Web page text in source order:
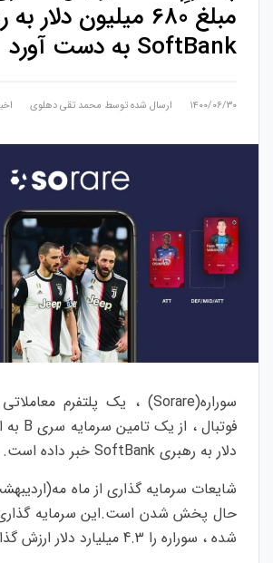
مبلغ 680 میلیون دلار
SoftBank به دست آورد
۱۴۰۰/۰۶/۳۰ ارسال شده توسط محمد تقی دهلوی
سوراره
دلار به رهبری SoftBank خبر داده است.
شایعات سرمایه گذاری از ماه
حال پخش شدن است.این سرمایه
شده ، سوراره را 4.3 میلیارد دلار ارزش گذاری می کند.